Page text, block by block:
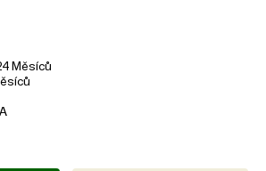
Měsíců